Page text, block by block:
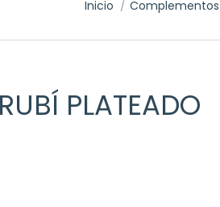
Estás aquí:
Inicio Complementos
PLATEADO